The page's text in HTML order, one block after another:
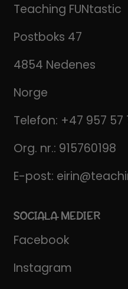
Teaching FUNtastic
Postboks 47
4854 Nedenes
Norge
Telefon: +47 957 57
Org. nr.: 915760198
E-post:
SOCIALA MEDIER
Facebook
Instagram